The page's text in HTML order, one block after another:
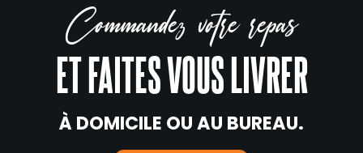
Commandez votre repas
ET FAITES VOUS LIVRER
À DOMICILE OU AU BUREAU.